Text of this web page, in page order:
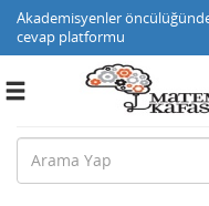
Akademisyenler
cevap platformu
Toggle